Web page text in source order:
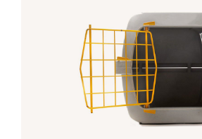
Avaliação
5.00
ADICIONAR
DETALHES